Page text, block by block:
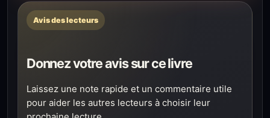
Avis des lecteurs
Donnez votre avis sur ce livre
Laissez une note rapide et un commentaire utile
pour aider les autres lecteurs à choisir leur